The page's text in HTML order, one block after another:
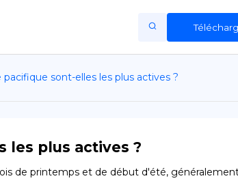
Home
of Use
Policy
sont-elles les plus actives ?
les plus actives ?
mois de printemps et de début d'été, généralement